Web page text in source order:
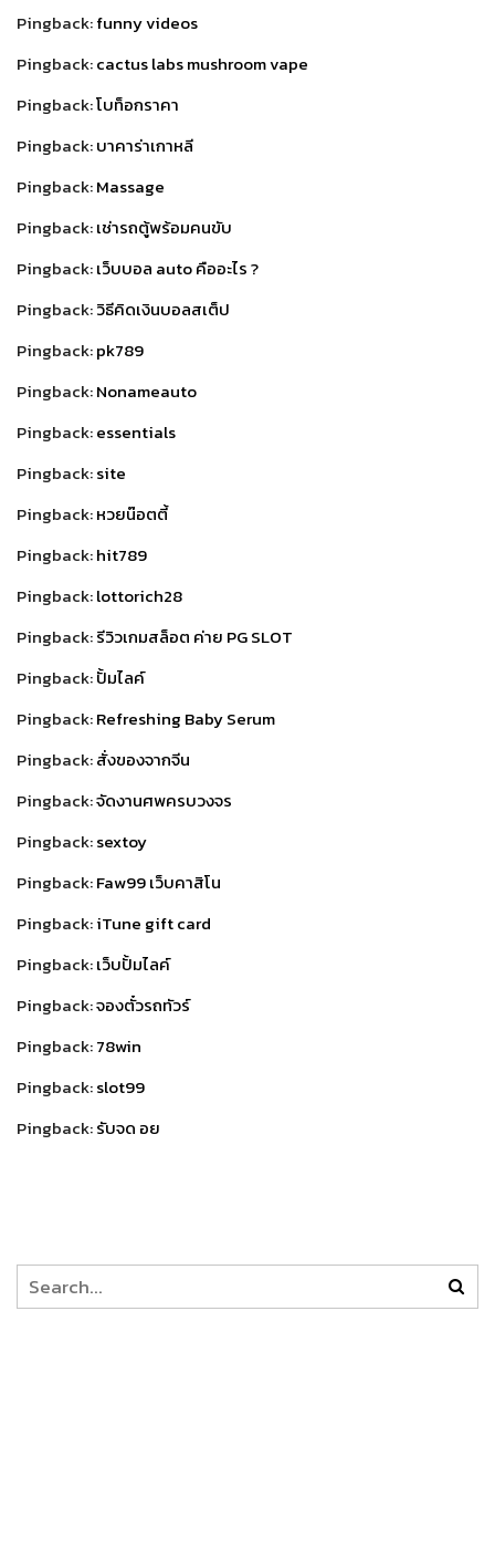
Pingback:funny videos
Pingback:cactus labs mushroom vape
Pingback:โบท็อกราคา
Pingback:บาคาร่าเกาหลี
Pingback:Massage
Pingback:เช่ารถตู้พร้อมคนขับ
Pingback:เว็บบอล auto คืออะไร ?
Pingback:วิธีคิดเงินบอลสเต็ป
Pingback:pk789
Pingback:Nonameauto
Pingback:essentials
Pingback:site
Pingback:หวยน๊อตตี้
Pingback:hit789
Pingback:lottorich28
Pingback:รีวิวเกมสล็อต ค่าย PG SLOT
Pingback:ปั้มไลค์
Pingback:Refreshing Baby Serum
Pingback:สั่งของจากจีน
Pingback:จัดงานศพครบวงจร
Pingback:sextoy
Pingback:Faw99 เว็บคาสิโน
Pingback:iTune gift card
Pingback:เว็บปั้มไลค์
Pingback:จองตั๋วรถทัวร์
Pingback:78win
Pingback:slot99
Pingback:รับจด อย